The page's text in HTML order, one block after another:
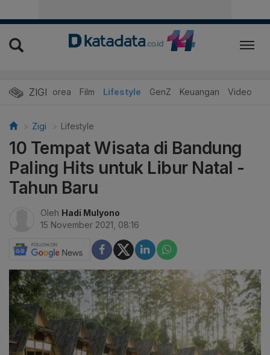
ZIGI
Hits Korea Film Lifestyle GenZ Keuangan Video
Zigi Lifestyle
10 Tempat Wisata di Bandung
Paling Hits untuk Libur Natal -
Tahun Baru
Oleh Hadi Mulyono
15 November 2021, 08:16